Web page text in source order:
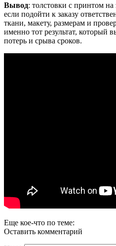
Вывод: толстовки с принтом
если подойти к заказу
ткани, макету, размерам и
именно тот результат, который
потерь и срыва сроков.
Еще кое-что по теме:
Оставить комментарий